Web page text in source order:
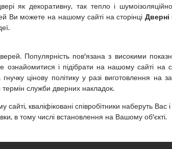
як декоративну, так тепло і
Ви можете на нашому сайті на сторінці
Популярність пов'язана з високими
і підібрати на нашому сайті на
цінову політику у разі виготовлення на
термін служби дверних накладок.
кваліфіковані співробітники наберуть Вас
в тому числі встановлення на Вашому об'єкті.